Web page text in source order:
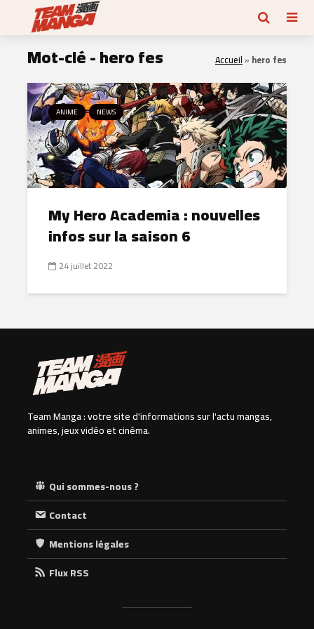
Mot-clé - hero fes Accueil» hero fes
ANIME NEWS
My Hero Academia : nouvelles
infos sur la saison 6
24 juillet 2022
Team Manga : votre site d'informations sur l'actu mangas,
animes, jeux vidéo et cinéma.
Qui sommes-nous ?
Contact
Mentions légales
Flux RSS